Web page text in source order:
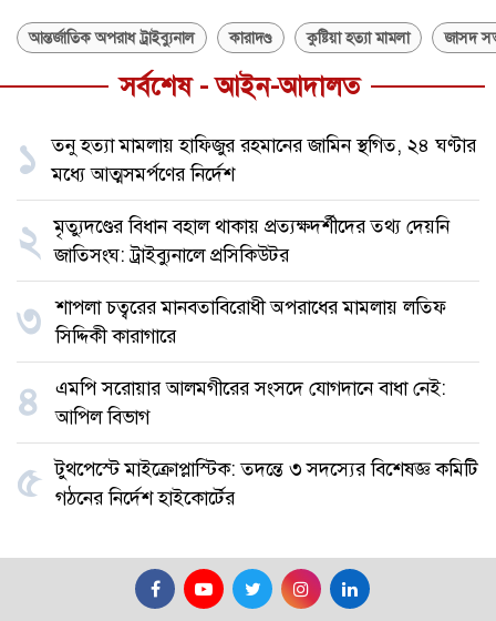
আন্তর্জাতিক অপরাধ ট্রাইব্যুনাল কারাদণ্ড কুষ্টিয়া হত্যা মামলা জাসদ
সর্বশেষ - আইন-আদালত
১
তনু হত্যা মামলায় হাফিজুর রহমানের জামিন স্থগিত, ২৪ ঘণ্টার
মধ্যে আত্মসমর্পণের নির্দেশ
২ মৃত্যুদণ্ডের বিধান বহাল থাকায় প্রত্যক্ষদর্শীদের তথ্য দেয়নি
জাতিসংঘ: ট্রাইব্যুনালে প্রসিকিউটর
৩ শাপলা চত্বরের মানবতাবিরোধী অপরাধের মামলায় লতিফ
সিদ্দিকী কারাগারে
৪
এমপি সরোয়ার আলমগীরের সংসদে যোগদানে বাধা নেই:
আপিল বিভাগ
৫ টুথপেস্টে মাইক্রোপ্লাস্টিক: তদন্তে ৩ সদস্যের বিশেষজ্ঞ কমিটি
গঠনের নির্দেশ হাইকোর্টের